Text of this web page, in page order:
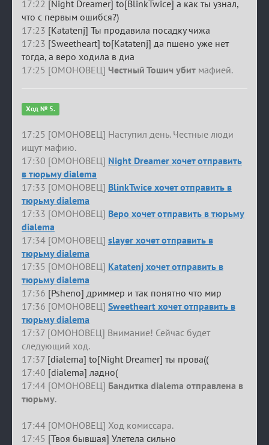
17:22 [Night Dreamer] to[BlinkTwice] а как ты узнал,
что с первым ошибся?)
17:23 [Katatenj] Ты продавила посадку чижа
17:23 [Sweetheart] to[Katatenj] да пшено уже нет
тогда, а веро ходила в диа
17:25 [ОМОНОВЕЦ] Честный Тошич убит мафией.
Ход № 5.
17:25 [ОМОНОВЕЦ] Наступил день. Честные люди
ищут мафию.
17:30 [ОМОНОВЕЦ] Night Dreamer хочет отправить
в тюрьму dialema
17:33 [ОМОНОВЕЦ] BlinkTwice хочет отправить в
тюрьму dialema
17:33 [ОМОНОВЕЦ] Веро хочет отправить в тюрьму
dialema
17:34 [ОМОНОВЕЦ] slayer хочет отправить в
тюрьму dialema
17:35 [ОМОНОВЕЦ] Katatenj хочет отправить в
тюрьму dialema
17:36 [Psheno] дриммер и так понятно что мир
17:36 [ОМОНОВЕЦ] Sweetheart хочет отправить в
тюрьму dialema
17:37 [ОМОНОВЕЦ] Внимание! Сейчас будет
следующий ход.
17:37 [dialema] to[Night Dreamer] ты прова((
17:40 [dialema] ладно(
17:44 [ОМОНОВЕЦ] Бандитка dialema отправлена в
тюрьму.
17:44 [ОМОНОВЕЦ] Ход комиссара.
17:45 [Твоя бывшая] Улетела сильно